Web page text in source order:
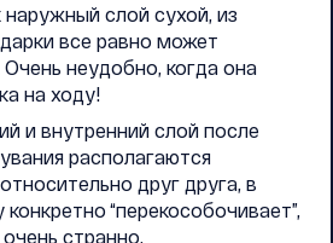
наружный слой сухой, из
все равно может
неудобно, когда она
на ходу!
и внутренний слой после
располагаются
друг друга, в
“перекособочивает”,
странно.